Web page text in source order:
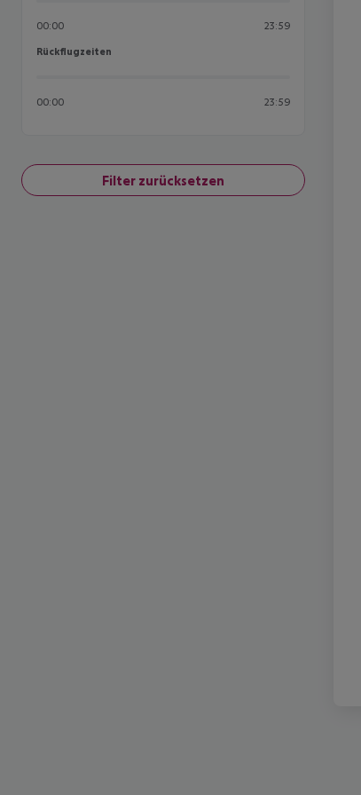
00:00 23:59
Rückflugzeiten
Rückflugzeiten
00:00 23:59
Filter zurücksetzen